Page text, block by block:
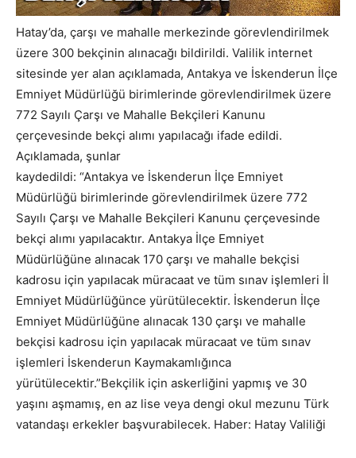
Hatay’da, çarşı ve mahalle merkezinde görevlendirilmek
üzere 300 bekçinin alınacağı bildirildi. Valilik internet
sitesinde yer alan açıklamada, Antakya ve İskenderun İlçe
Emniyet Müdürlüğü birimlerinde görevlendirilmek üzere
772 Sayılı Çarşı ve Mahalle Bekçileri Kanunu
çerçevesinde bekçi alımı yapılacağı ifade edildi.
Açıklamada, şunlar
kaydedildi: “Antakya ve İskenderun İlçe Emniyet
Müdürlüğü birimlerinde görevlendirilmek üzere 772
Sayılı Çarşı ve Mahalle Bekçileri Kanunu çerçevesinde
bekçi alımı yapılacaktır. Antakya İlçe Emniyet
Müdürlüğüne alınacak 170 çarşı ve mahalle bekçisi
kadrosu için yapılacak müracaat ve tüm sınav işlemleri İl
Emniyet Müdürlüğünce yürütülecektir. İskenderun İlçe
Emniyet Müdürlüğüne alınacak 130 çarşı ve mahalle
bekçisi kadrosu için yapılacak müracaat ve tüm sınav
işlemleri İskenderun Kaymakamlığınca
yürütülecektir.”Bekçilik için askerliğini yapmış ve 30
yaşını aşmamış, en az lise veya dengi okul mezunu Türk
vatandaşı erkekler başvurabilecek. Haber: Hatay Valiliği